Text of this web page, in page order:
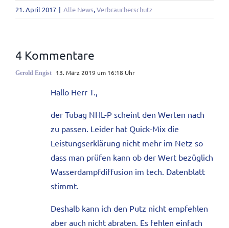
21. April 2017 | Alle News,Verbraucherschutz
4 Kommentare
Gerold Engist 13. März 2019 um 16:18 Uhr
Hallo Herr T.,
der Tubag NHL-P scheint den Werten nach
zu passen. Leider hat Quick-Mix die
Leistungserklärung nicht mehr im Netz so
dass man prüfen kann ob der Wert bezüglich
Wasserdampfdiffusion im tech. Datenblatt
stimmt.
Deshalb kann ich den Putz nicht empfehlen
aber auch nicht abraten. Es fehlen einfach